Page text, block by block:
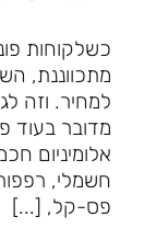
כשלקוחות
מתכווננת,
למחיר. וזה
מדובר בעוד
אלומיניום
חשמלי,
פס-קל, [...]